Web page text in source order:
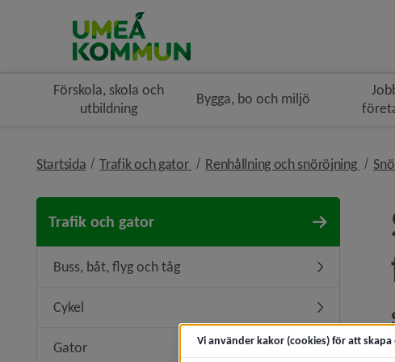
Förskola, skola och
utbildning
Bygga, bo och miljö
Startsida Trafik och gator nivå i brödsmulenavigeringen
Renhållning och snöröjning nivå
Trafik och gator
Buss, båt, flyg och tåg Undermeny för
Cykel Undermeny för
Gator Vi använder kakor (cookies) för att